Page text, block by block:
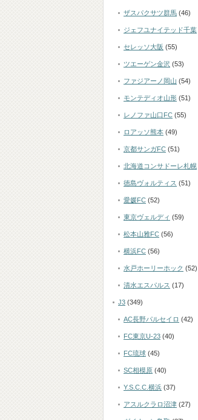
ザスパクサツ群馬 (46)
ジェフユナイテッド千葉
セレッソ大阪 (55)
ツエーゲン金沢 (53)
ファジアーノ岡山 (54)
モンテディオ山形 (51)
レノファ山口FC (55)
ロアッソ熊本 (49)
京都サンガFC (51)
北海道コンサドーレ札幌
徳島ヴォルティス (51)
愛媛FC (52)
東京ヴェルディ (59)
松本山雅FC (56)
横浜FC (56)
水戸ホーリーホック (52)
清水エスパルス (17)
J3 (349)
AC長野パルセイロ (42)
FC東京U-23 (40)
FC琉球 (45)
SC相模原 (40)
Y.S.C.C.横浜 (37)
アスルクラロ沼津 (27)